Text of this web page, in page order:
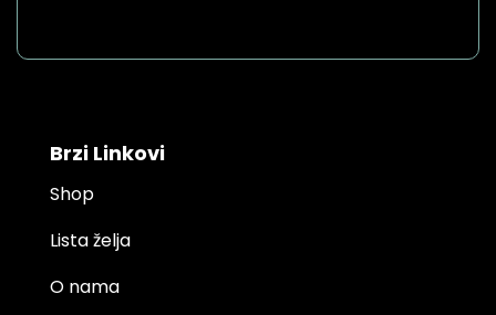
Brzi Linkovi
Shop
Lista želja
O nama